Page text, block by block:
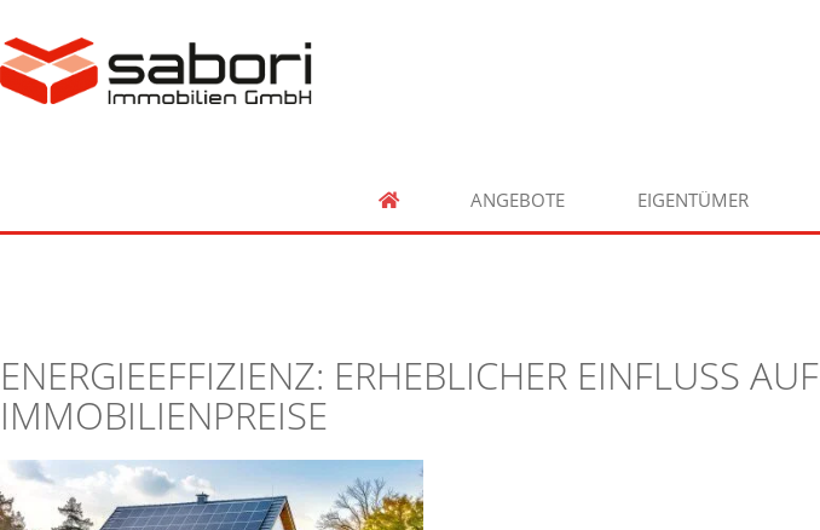
ANGEBOTE EIGENTÜMER
ENERGIEEFFIZIENZ: ERHEBLICHER EINFLUSS AUF
IMMOBILIENPREISE